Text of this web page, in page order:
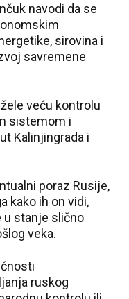
navodi da se
sirovina i
savremene
veću kontrolu
sistemom i
Kalinjingrada i
poraz Rusije,
kako ih on vidi,
u stanje slično
veka.
ruskog